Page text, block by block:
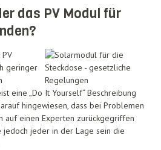
das PV Modul für
geringer
eine „Do It Yourself“ Beschreibung
hingewiesen, dass bei Problemen
auf einen Experten zurückgegriffen
jeder in der Lage sein die